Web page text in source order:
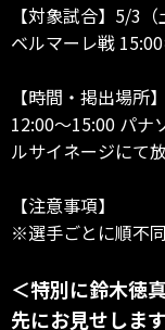
【対象試合】5/3
ベルマーレ戦
【時間・掲出場所】
12:00～15:00 パナ
ルサイネージにて
【注意事項】
※選手ごとに順不
＜特別に鈴木徳
先にお見せしま